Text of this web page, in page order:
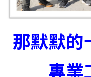
那默默的
專業